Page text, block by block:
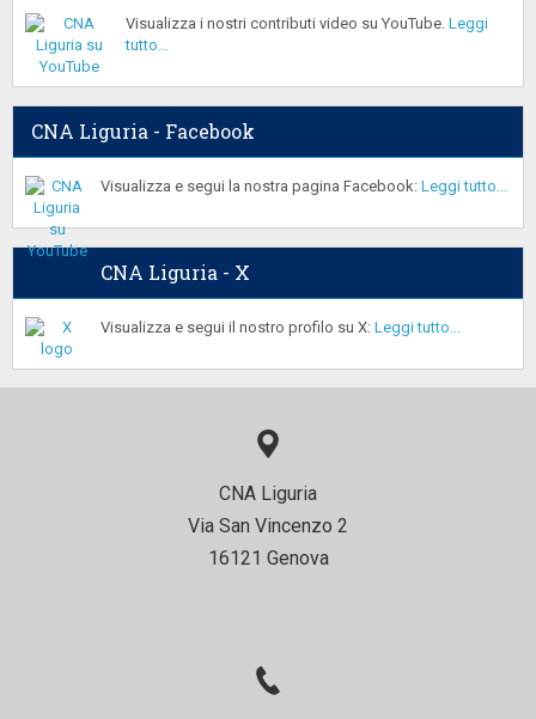
Visualizza i nostri contributi video su YouTube. Leggi
tutto...
CNA Liguria - Facebook
Visualizza e segui la nostra pagina Facebook: Leggi tutto...
CNA Liguria - X
Visualizza e segui il nostro profilo su X: Leggi tutto...
CNA Liguria
Via San Vincenzo 2
16121 Genova